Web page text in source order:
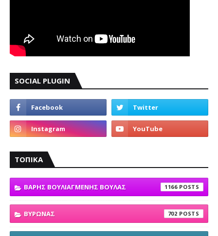
SOCIAL PLUGIN
ΤΟΠΙΚΑ
ΒΑΡΗΣ ΒΟΥΛΙΑΓΜΕΝΗΣ ΒΟΥΛΑΣ 1166
ΒΥΡΩΝΑΣ 702